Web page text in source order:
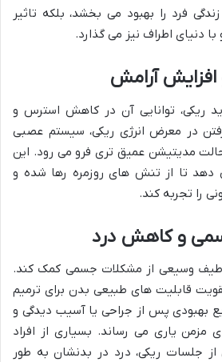
فرد را بهبود می بخشد، بلکه تاثیر
با دنیای اطراف نیز می گذارد.
آرامش
ریکی، توانایی آن در کاهش استرس و
در معرض انرژی ریکی، سیستم عصبی
مدیتیشن عمیق تری فرو می رود. این
دهد تا از تنش های روزمره رها شده و
را تجربه کند.
و کاهش درد
طیف وسیعی از مشکلات جسمی کمک کند.
قابلیت های طبیعی بدن برای ترمیم
بهبودی پس از جراحی یا آسیب دیدگی و
مزمن یاری می رساند. بسیاری از افراد
جلسات ریکی، درد در بدنشان به طور